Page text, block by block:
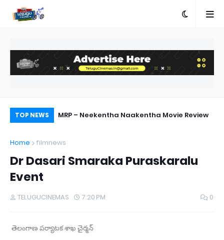
TOP NEWS
on Miss MRP – Neekentha Naakentha Movie Review
Home
filmnews
Dr Dasari Smaraka Puraskaralu
Event
TELUGUCINEMAS 7:20 PM 0
తెలంగాణ పర్యాటక శాఖ చైర్మన్